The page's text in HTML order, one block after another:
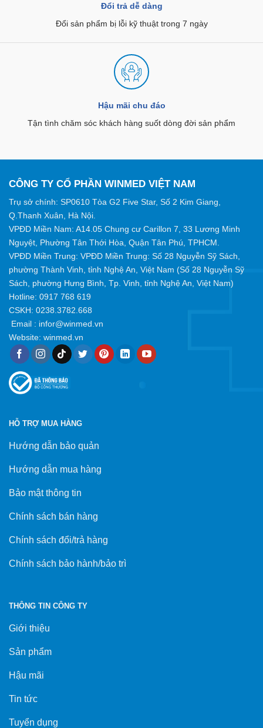
Đổi trả dễ dàng
Đổi sản phẩm bị lỗi kỹ thuật trong 7 ngày
Hậu mãi chu đáo
Tận tình chăm sóc khách hàng suốt dòng đời sản phẩm
CÔNG TY CỔ PHẦN WINMED VIỆT NAM
Trụ sở chính: SP0610 Tòa G2 Five Star, Số 2 Kim Giang,
Q.Thanh Xuân, Hà Nội.
VPĐD Miền Nam: A14.05 Chung cư Carillon 7, 33 Lương Minh
Nguyệt, Phường Tân Thới Hòa, Quận Tân Phú, TPHCM.
VPĐD Miền Trung: VPĐD Miền Trung: Số 28 Nguyễn Sỹ Sách,
phường Thành Vinh, tỉnh Nghệ An, Việt Nam (Số 28 Nguyễn Sỹ
Sách, phường Hưng Bình, Tp. Vinh, tỉnh Nghệ An, Việt Nam)
Hotline: 0917 768 619
CSKH: 0238.3782.668
Email : infor@winmed.vn
Website: winmed.vn
HỖ TRỢ MUA HÀNG
Hướng dẫn bảo quản
Hướng dẫn mua hàng
Bảo mật thông tin
Chính sách bán hàng
Chính sách đổi/trả hàng
Chính sách bảo hành/bảo trì
THÔNG TIN CÔNG TY
Giới thiệu
Sản phẩm
Hậu mãi
Tin tức
Tuyển dụng